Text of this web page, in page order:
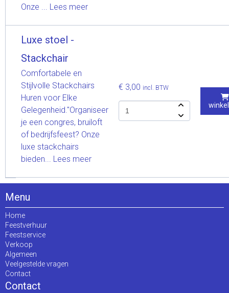
Onze ... Lees meer
Luxe stoel -
Stackchair
Comfortabele en
Stijlvolle Stackchairs
Huren voor Elke
Gelegenheid."Organiseer
je een congres, bruiloft
of bedrijfsfeest? Onze
luxe stackchairs
bieden... Lees meer
€ 3,00 incl. BTW
Menu
Home
Feestverhuur
Feestservice
Verkoop
Algemeen
Veelgestelde vragen
Contact
Contact